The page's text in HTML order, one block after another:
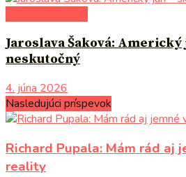
Jaroslava Šaková:
neskutočný
4. júna 2026
Nasledujúci príspevok
Richard Pupala: Mám rád aj
reality